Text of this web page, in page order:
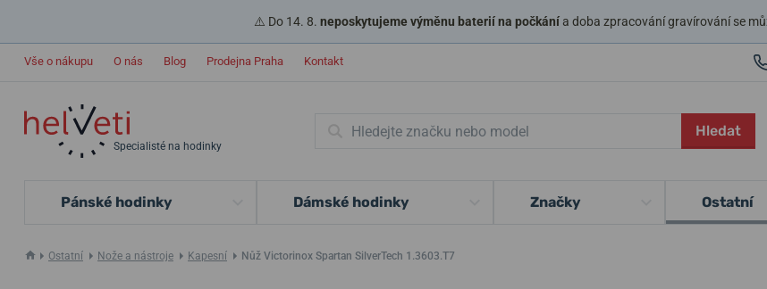
⚠️ Do 14. 8. neposkytujeme výměnu baterií na počkánía doba zpracování gravírování se
Vše o nákupu O nás Blog Prodejna Praha Kontakt
Specialisté na hodinky
Hledat
Pánské hodinky Dámské hodinky Značky Ostatní
Ostatní Nože a nástroje Kapesní Nůž Victorinox Spartan SilverTech 1.3603.T7